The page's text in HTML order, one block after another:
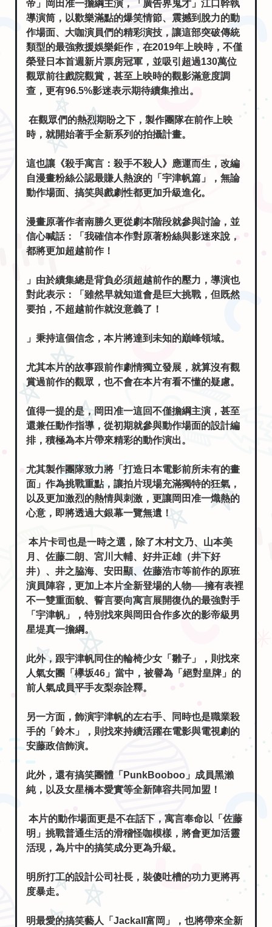
帝」岡田准一擔綱主演，「廣告界鬼才」江口幹執
導演筒，以歡樂滿點的爆笑情節、震撼到脫力的動
作場面、大咖演員們的精彩演技，讓這部突破傳統
類型的最強救援娛樂鉅作，在2019年上映時，不僅
榮登日本首週新片票房冠軍，並吸引超過130萬位
觀眾前往戲院觀賞，甚至上映時的觀影滿意度調
查，更有96.5%影迷表示期待續集推出。
在觀眾們的熱烈期盼之下，製作團隊在前作上映
時，就開始著手全新系列的拍攝計畫。
這也讓《殺手寓言：殺手不殺人》應運而生，改編
自漫畫粉絲公認最賺人熱淚的「宇津帆篇」，無論
動作場面、搞笑與戲劇性都更加升級進化。
漫畫原著作者南勝久更從劇本階段就參與討論，並
信心喊話：「我確信本作對原著粉絲與影迷來說，
都將更加超越前作！
」由於續集總是背負必須超越前作的壓力，導演也
對此表示：「雖然早就知道會是巨大挑戰，但既然
要拍，不超越前作就沒意義了！
」秉持這個信念，本片將達到未知的巔峰領域。
尤其本片的故事跟前作劇情獨立發展，就算沒有觀
賞過前作的觀眾，也不會在本片有看不懂的疑慮。
值得一提的是，岡田准一這回不僅擔綱主演，甚至
還兼任動作指導，從初期就參與動作場面的設計編
排，積極為本片帶來精彩的動作演出。
尤其製作團隊致力將「打造日本電影前所未有的畫
面」作為挑戰重點，讓拍片現場充滿獨特的狂氣，
以及更加激烈的熱情與刺激，更讓岡田准一熾熱的
心意，即將透過大銀幕一覽無遺！
本片卡司也是一時之選，除了木村文乃、山本美
月、佐藤二朗、宮川大輔、好井正雄（井下好
井）、井之脇海、安田顯、佐藤浩市等前作的原班
演員陣容，更加上本片全新登場的人物──擁有表裡
不一雙重面貌、誓言要向寓言展開復仇的最強對手
「宇津帆」，特別找來與岡田合作多次的影帝級男
星堤真一擔綱。
此外，跟宇津帆同住的輪椅少女「雛子」，則找來
人氣女團「欅坂46」當中，被譽為「絕對皇牌」的
前人氣成員平手友梨奈詮釋。
另一方面，飾演宇津帆的左右手、同時也是職業殺
手的「鈴木」，則找來持續活躍在電影與電視劇的
安藤政信飾演。
此外，還有搞笑團體「PunkBooboo」成員黑瀨
純，以及女星橋本愛實等全新陣容共同加盟！
本片的動作場面更是不在話下，寓言奉命以「佐藤
明」挑戰普通生活的滑稽怪咖模樣，將會更加活靈
活現，為片中的搞笑成分更為升級。
明所打工的設計公司社長，裝傻吐槽的功力更將再
度暴走。
明最愛的搞笑藝人「Jackall富岡」，也將帶來全新